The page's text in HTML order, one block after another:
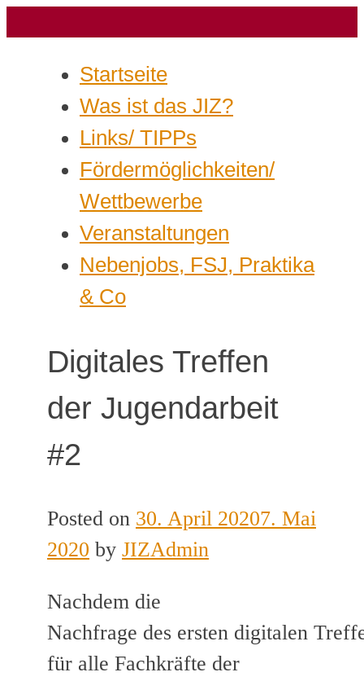
Startseite
Was ist das JIZ?
Links/ TIPPs
Fördermöglichkeiten/
Wettbewerbe
Veranstaltungen
Nebenjobs, FSJ, Praktika
& Co
Digitales Treffen
der Jugendarbeit
#2
Posted on 30. April 20207. Mai
2020 by JIZAdmin
Nachdem die
Nachfrage des ersten digitalen
für alle Fachkräfte der